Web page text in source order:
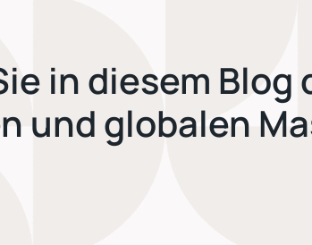
in diesem
und globalen